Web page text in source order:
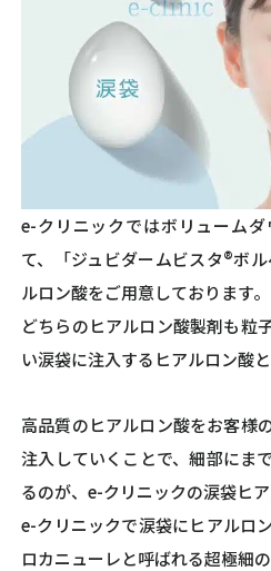
e-クリニックではボリューム
て、「ジュビダームビスタ®︎ボ
ルロン酸をご用意しております。
どちらのヒアルロン酸製剤も粒
い涙袋に注入するヒアルロン酸と
高品質のヒアルロン酸をお客様
注入していくことで、細部にま
るのが、e-クリニックの涙袋ヒ
e-クリニックで涙袋にヒアルロ
ロカニューレと呼ばれる超極細